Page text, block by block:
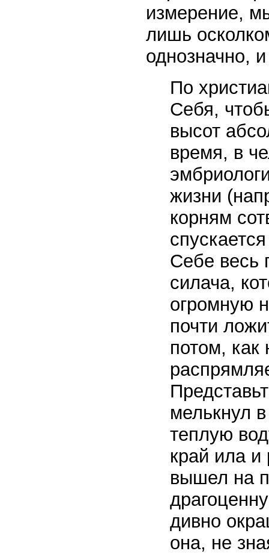
измерение,
лишь
однозначно,
По
Себя,
высот
время, в
жизни
корням
Себе весь
силача,
огромную
почти
потом, как
мелькнул
теплую
край ила и
вышел на
дивно
она, не